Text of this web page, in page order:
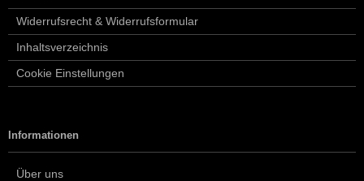
Widerrufsrecht & Widerrufsformular
Inhaltsverzeichnis
Cookie Einstellungen
Informationen
Über uns